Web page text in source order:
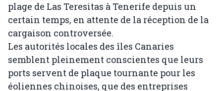
plage de Las Teresitas à Tenerife depuis un
certain temps, en attente de la réception de la
cargaison controversée.
Les autorités locales des îles Canaries
semblent pleinement conscientes que leurs
ports servent de plaque tournante pour les
éoliennes chinoises, que des entreprises